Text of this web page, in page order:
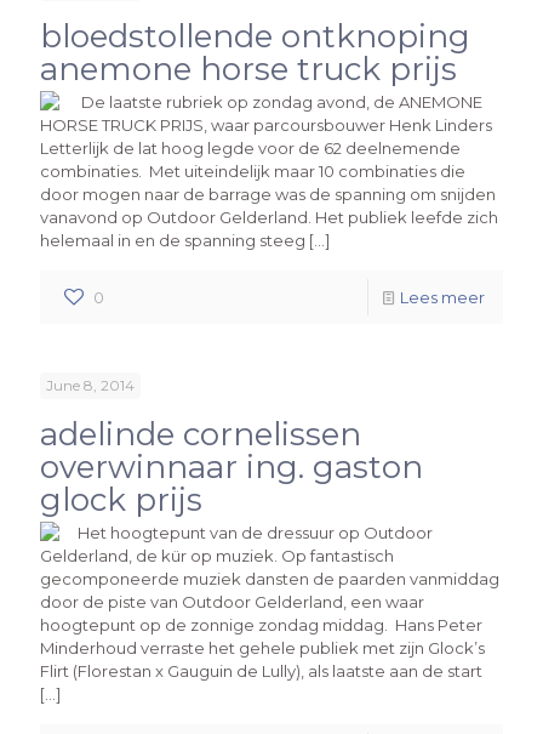
bloedstollende ontknoping
anemone horse truck prijs
De laatste rubriek op zondag avond, de ANEMONE
HORSE TRUCK PRIJS, waar parcoursbouwer Henk Linders
Letterlijk de lat hoog legde voor de 62 deelnemende
combinaties. Met uiteindelijk maar 10 combinaties die
door mogen naar de barrage was de spanning om snijden
vanavond op Outdoor Gelderland. Het publiek leefde zich
helemaal in en de spanning steeg […]
0 Lees meer
June 8, 2014
adelinde cornelissen
overwinnaar ing. gaston
glock prijs
Het hoogtepunt van de dressuur op Outdoor
Gelderland, de kür op muziek. Op fantastisch
gecomponeerde muziek dansten de paarden vanmiddag
door de piste van Outdoor Gelderland, een waar
hoogtepunt op de zonnige zondag middag. Hans Peter
Minderhoud verraste het gehele publiek met zijn Glock’s
Flirt (Florestan x Gauguin de Lully), als laatste aan de start
[…]